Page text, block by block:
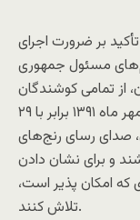
بر ضرورت اجرای
مسئول جمهوری
تمامی کوشندگان
مدنی دعوت می‌شود تا از تاریخ ۸ تا ۱۴ مهر ماه ۱۳۹۱ برابر با ۲۹
سراسر جهان، صدای رسای رنج‌های
و برای نشان دادن
امکان پذیر است،
تلاش کنند.